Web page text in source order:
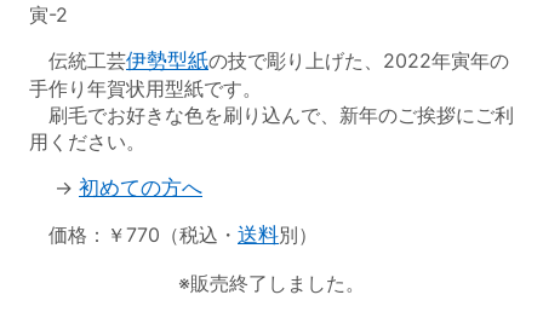
寅-2
伝統工芸伊勢型紙の技で彫り上げた、2022年寅年の
手作り年賀状用型紙です。
刷毛でお好きな色を刷り込んで、新年のご挨拶にご利
用ください。
→ 初めての方へ
価格：￥770（税込・ 送料別）
※販売終了しました。